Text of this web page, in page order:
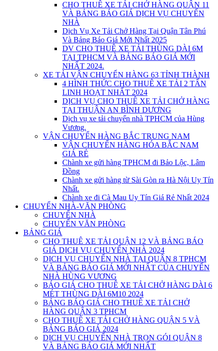
CHO THUÊ XE TẢI CHỞ HÀNG QUẬN 11
VÀ BẢNG BÁO GIÁ DỊCH VỤ CHUYỂN
NHÀ
Dịch Vụ Xe Tải Chở Hàng Tại Quận Tân Phú
Và Bảng Báo Giá Mới Nhất 2025
DV CHO THUÊ XE TẢI THÙNG DÀI 6M
TẠI TPHCM VÀ BẢNG BÁO GIÁ MỚI
NHẤT 2024.
XE TẢI VẬN CHUYỂN HÀNG 63 TỈNH THÀNH
4 HÌNH THỨC CHO THUÊ XE TẢI 2 TẤN
LINH HOẠT NHẤT 2024
DỊCH VỤ CHO THUÊ XE TẢI CHỞ HÀNG
TẠI THUẬN AN BÌNH DƯƠNG
Dịch vụ xe tải chuyển nhà TPHCM của Hùng
Vương.
VẬN CHUYỂN HÀNG BẮC TRUNG NAM
VẬN CHUYỂN HÀNG HÓA BẮC NAM
GIÁ RẺ
Chành xe gửi hàng TPHCM đi Bảo Lộc, Lâm
Đồng
Chành xe gửi hàng từ Sài Gòn ra Hà Nội Uy Tín
Nhất.
Chành xe đi Cà Mau Uy Tín Giá Rẻ Nhất 2024
CHUYỂN NHÀ-VĂN PHÒNG
CHUYỂN NHÀ
CHUYỂN VĂN PHÒNG
BẢNG GIÁ
CHO THUÊ XE TẢI QUẬN 12 VÀ BẢNG BÁO
GIÁ DỊCH VỤ CHUYỂN NHÀ 2024
DỊCH VỤ CHUYỂN NHÀ TẠI QUẬN 8 TPHCM
VÀ BẢNG BÁO GIÁ MỚI NHẤT CỦA CHUYỂN
NHÀ HÙNG VƯƠNG
BÁO GIÁ CHO THUÊ XE TẢI CHỞ HÀNG DÀI 6
MÉT THÙNG DÀI 6M10 2024
BẢNG BÁO GIÁ CHO THUÊ XE TẢI CHỞ
HÀNG QUẬN 3 TPHCM
CHO THUÊ XE TẢI CHỞ HÀNG QUẬN 5 VÀ
BẢNG BÁO GIÁ 2024
DỊCH VỤ CHUYỂN NHÀ TRỌN GÓI QUẬN 8
VÀ BẢNG BÁO GIÁ MỚI NHẤT